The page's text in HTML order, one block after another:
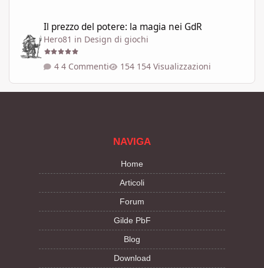
Il prezzo del potere: la magia nei GdR
Hero81 in Design di giochi
4 Commenti 154 Visualizzazioni
NAVIGA
Home
Articoli
Forum
Gilde PbF
Blog
Download